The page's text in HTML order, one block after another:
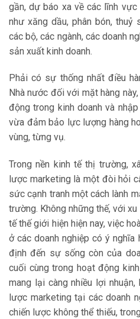
gần, dự báo xa về các lĩnh vực
như xăng dầu, phân bón, thuỷ
các bộ, các ngành, các doanh
sản xuất kinh doanh.
Phải có sự thống nhất điều
Nhà nước đối với mặt hàng
động trong kinh doanh và
vừa đảm bảo lực lượng hàng
vùng, từng vụ.
Trong nền kinh tế thị trường,
lược marketing là một đòi hỏi
sức cạnh tranh một cách lành
trường. Không những thế, với
tế thế giới hiện hiện nay, việc
ở các doanh nghiệp có ý
định đến sự sống còn của
cuối cùng trong hoạt động
mang lại càng nhiều lợi
lược marketing tại các doanh
chiến lược không thể thiếu,